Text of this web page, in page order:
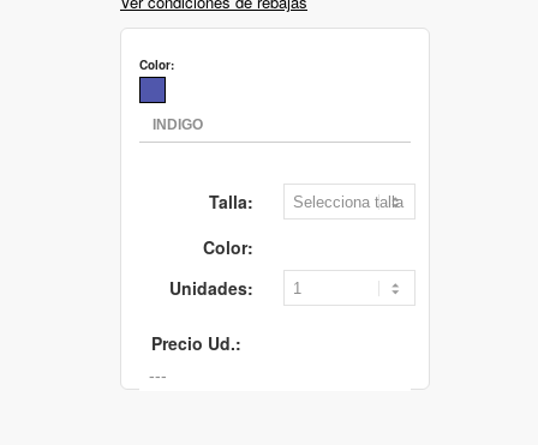
Color:
Talla:
Color:
Unidades:
Precio Ud.: